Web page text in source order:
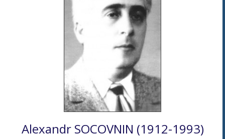
Alexandr SOCOVNIN (1912-1993)